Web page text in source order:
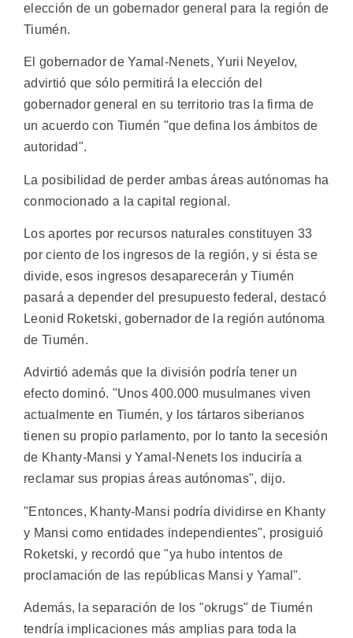
elección de un gobernador general para la región de
Tiumén.
El gobernador de Yamal-Nenets, Yurii Neyelov,
advirtió que sólo permitirá la elección del
gobernador general en su territorio tras la firma de
un acuerdo con Tiumén "que defina los ámbitos de
autoridad".
La posibilidad de perder ambas áreas autónomas ha
conmocionado a la capital regional.
Los aportes por recursos naturales constituyen 33
por ciento de los ingresos de la región, y si ésta se
divide, esos ingresos desaparecerán y Tiumén
pasará a depender del presupuesto federal, destacó
Leonid Roketski, gobernador de la región autónoma
de Tiumén.
Advirtió además que la división podría tener un
efecto dominó. "Unos 400.000 musulmanes viven
actualmente en Tiumén, y los tártaros siberianos
tienen su propio parlamento, por lo tanto la secesión
de Khanty-Mansi y Yamal-Nenets los induciría a
reclamar sus propias áreas autónomas", dijo.
"Entonces, Khanty-Mansi podría dividirse en Khanty
y Mansi como entidades independientes", prosiguió
Roketski, y recordó que "ya hubo intentos de
proclamación de las repúblicas Mansi y Yamal".
Además, la separación de los "okrugs" de Tiumén
tendría implicaciones más amplias para toda la